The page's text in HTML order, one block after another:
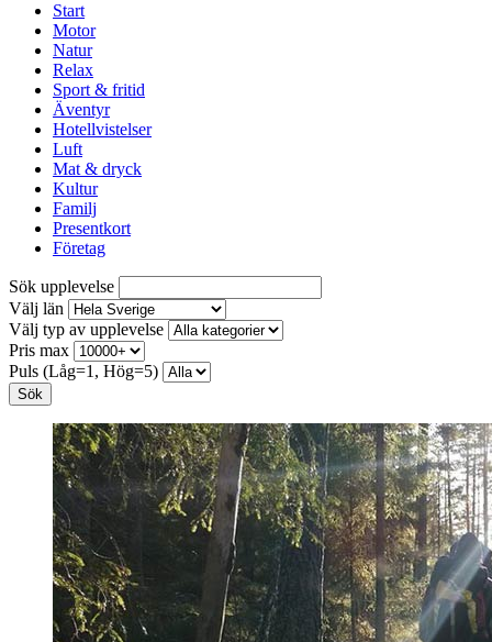
Start
Motor
Natur
Relax
Sport & fritid
Äventyr
Hotellvistelser
Luft
Mat & dryck
Kultur
Familj
Presentkort
Företag
Sök upplevelse
Välj län
Välj typ av upplevelse
Pris max
Puls (Låg=1, Hög=5)